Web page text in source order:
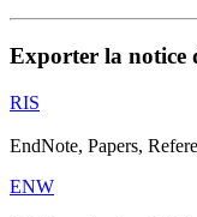
Exporter la notice
RIS
EndNote, Papers,
ENW